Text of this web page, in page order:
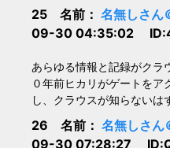
25 名前： 名無しさん
09-30 04:35:02
あらゆる情報と記録がクラ
０年前ヒカリがゲートをア
し、クラウスが知らないは
26 名前： 名無しさん
09-30 07:28:27